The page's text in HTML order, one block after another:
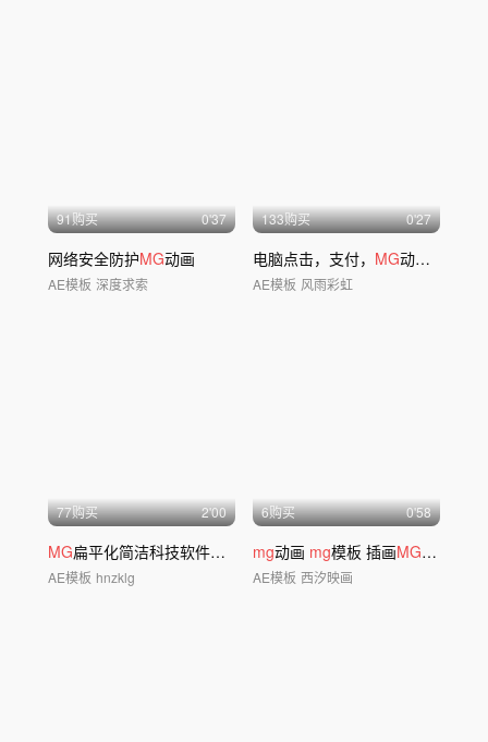
91购买 0'37
网络安全防护MG动画
AE模板 深度求索
133购买 0'27
电脑点击，支付， MG动画，工作
AE模板 风雨彩虹
77购买 2'00
MG扁平化简洁科技软件功能介绍AE模板
AE模板 hnzklg
6购买 0'58
mg动画 mg模板 插画MG互联网
AE模板 西汐映画